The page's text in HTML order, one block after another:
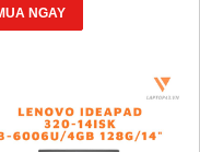
Nẵng
laptop43.vn
NGAY